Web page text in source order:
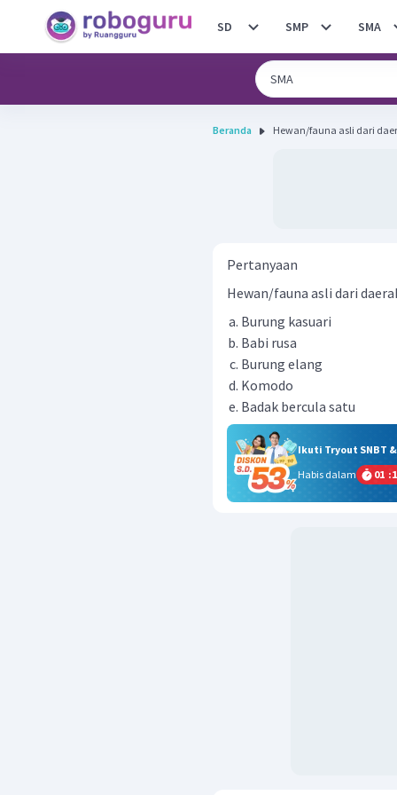
SD SMP SMA
Beranda Hewan/fauna asli dari
Pertanyaan
Hewan/fauna asli dari
Burung kasuari
Babi rusa
Burung elang
Komodo
Badak bercula satu
Ikuti Tryout SNBT
Habis dalam
01 :